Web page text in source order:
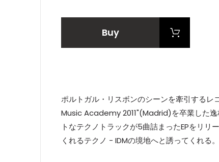
Buy
ポルトガル・リスボンのシーンを牽引する
Music Academy 2011"(Madrid)を卒業した
トなテクノトラックが5曲詰まったEPをリ
くれるテクノ - IDMの境地へと誘ってくれる